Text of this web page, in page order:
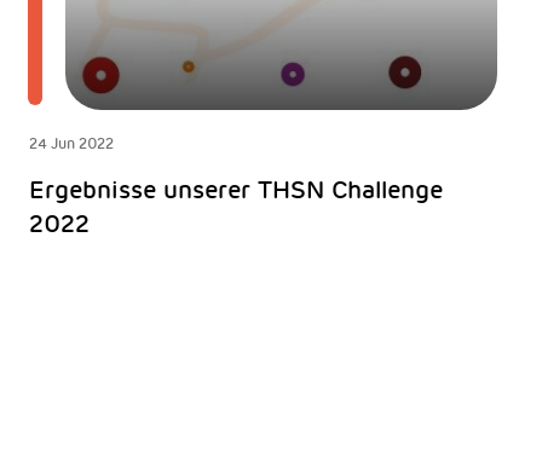
24 Jun 2022
Ergebnisse unserer THSN Challenge
2022